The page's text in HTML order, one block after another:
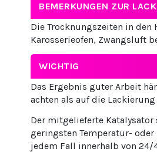
BEMERKUNGEN ZUR
Die Trocknungszeiten in
Karosserieofen, Zwangsluft
WICHTIG
Das Ergebnis guter Arbeit
achten als auf die
Der mitgelieferte
geringsten Temperatur-
jedem Fall innerhalb von 24/